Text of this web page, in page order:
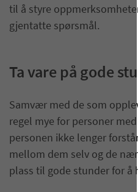
til å styre
gjentatte spørsmål.
Ta vare på gode
Samvær med de som
regel mye for personer
personen ikke lenger
mellom dem selv og de
plass til gode stunder for å